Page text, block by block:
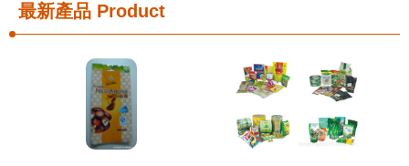
最新產品 Product